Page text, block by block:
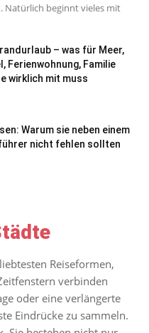
Natürlich beginnt vieles mit
– was für Meer,
Ferienwohnung, Familie
wirklich mit muss
Warum sie neben einem
nicht fehlen sollten
Reiseformen,
verbinden
oder eine verlängerte
Eindrücke zu sammeln.